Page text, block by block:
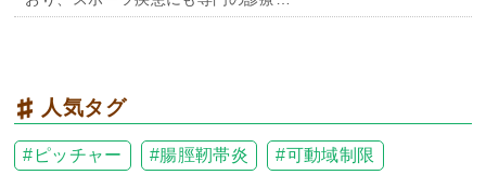
人気タグ
ピッチャー 腸脛靭帯炎
可動域制限